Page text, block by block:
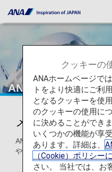
ANA News Europe
メールマガジン
ANAマイレージクラブ会員の
やおトク情報をお届けいたし
クッキーの
ANAホームページで
トをより快適にご利
となるクッキーを使
のクッキーの使用に
に決めることができ
いくつかの機能が享
あります。詳細は、
（Cookie）ポリシー
さい。 当社では、お